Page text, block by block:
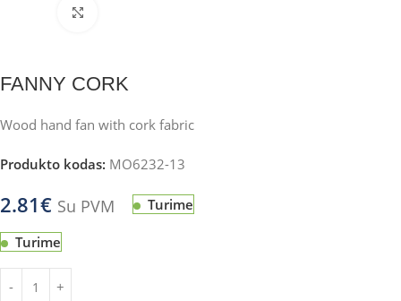
FANNY CORK
Wood hand fan with cork fabric
Produkto kodas: MO6232-13
2.81€ Su PVM Turime
Turime